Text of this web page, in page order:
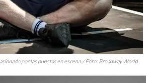
por las puestas en escena. / Foto: Broadway World